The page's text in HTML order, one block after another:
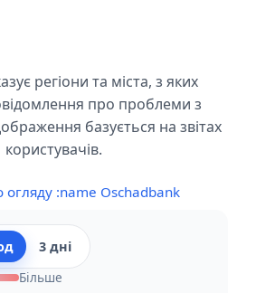
регіони та міста, з яких
про проблеми з
базується на звітах
користувачів.
:name Oschadbank
3 дні
Більше